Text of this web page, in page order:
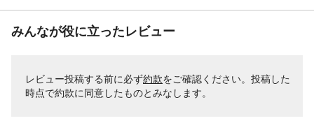
みんなが役に立ったレビュー
レビュー投稿する前に必ず約款をご確認ください。投稿した
時点で約款に同意したものとみなします。